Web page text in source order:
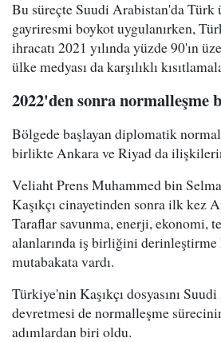
Bu süreçte Suudi Arabistan'da
gayriresmi boykot uygulanırken,
ihracatı 2021 yılında yüzde 90'ın
ülke medyası da karşılıklı
2022'den sonra normalleşme
Bölgede başlayan diplomatik
birlikte Ankara ve Riyad da
Veliaht Prens Muhammed bin
Kaşıkçı cinayetinden sonra ilk kez
Taraflar savunma, enerji, ekonomi,
alanlarında iş birliğini derinleştirme
mutabakata vardı.
Türkiye'nin Kaşıkçı dosyasını
devretmesi de normalleşme
adımlardan biri oldu.